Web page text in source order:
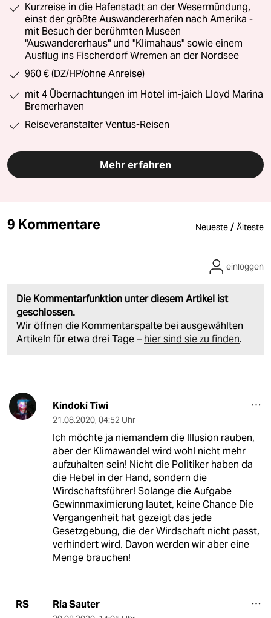
Kurzreise in die Hafenstadt an der Wesermündung,
einst der größte Auswandererhafen nach Amerika -
mit Besuch der berühmten Museen
"Auswandererhaus" und "Klimahaus" sowie einem
Ausflug ins Fischerdorf Wremen an der Nordsee
960 € (DZ/HP/ohne Anreise)
mit 4 Übernachtungen im Hotel im-jaich Lloyd Marina
Bremerhaven
Reiseveranstalter Ventus-Reisen
Mehr erfahren
9 Kommentare Neueste / Älteste
Die Kommentarfunktion unter diesem Artikel ist
geschlossen.
Wir öffnen die Kommentarspalte bei ausgewählten
Artikeln für etwa drei Tage – hier sind sie zu finden.
einloggen
Kindoki Tiwi
21.08.2020, 04:52 Uhr
Ich möchte ja niemandem die Illusion rauben,
aber der Klimawandel wird wohl nicht mehr
aufzuhalten sein! Nicht die Politiker haben da
die Hebel in der Hand, sondern die
Wirdschaftsführer! Solange die Aufgabe
Gewinnmaximierung lautet, keine Chance Die
Vergangenheit hat gezeigt das jede
Gesetzgebung, die der Wirdschaft nicht passt,
verhindert wird. Davon werden wir aber eine
Menge brauchen!
RS Ria Sauter